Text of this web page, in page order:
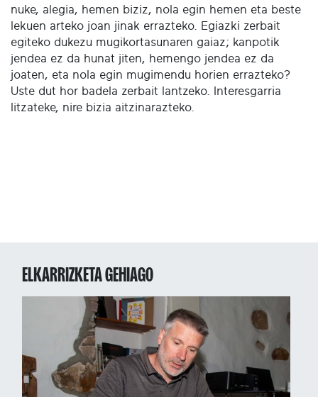
nuke, alegia, hemen biziz, nola egin hemen eta beste
lekuen arteko joan jinak errazteko. Egiazki zerbait
egiteko dukezu mugikortasunaren gaiaz; kanpotik
jendea ez da hunat jiten, hemengo jendea ez da
joaten, eta nola egin mugimendu horien errazteko?
Uste dut hor badela zerbait lantzeko. Interesgarria
litzateke, nire bizia aitzinarazteko.
ELKARRIZKETA GEHIAGO